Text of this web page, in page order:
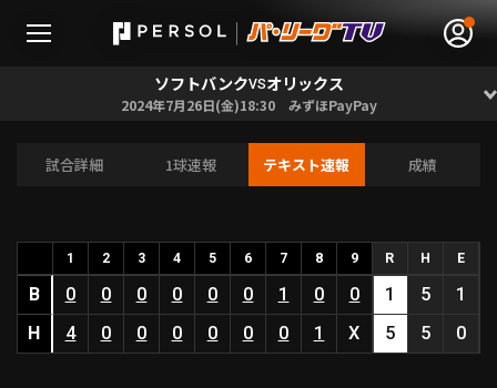
HOME
動画
ソフトバンクVSオリックス
2024年7月26日(金)18:30 みずほPayPay
試合詳細 1球速報 テキスト速報 成績
1 2 3 4 5 6 7 8 9 R H E
B 0 0 0 0 0 0 1 0 0 1 5
1
H
4 0 0 0 0 0 0 1 X 5 5 0